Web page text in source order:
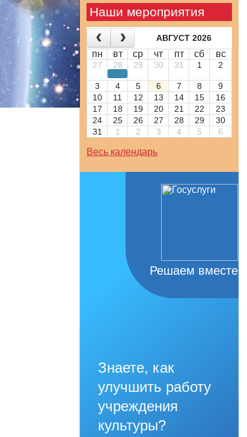
Наши мероприятия
АВГУСТ 2026
пн вт ср чт пт сб вс
27 28 29 30 31 1 2
3 4 5 6 7 8
9
10
11 12 13 14 15
16
17
18 19 20 21 22
23
24
25 26 27 28 29
30
31
1 2 3 4 5 6
Весь календарь
Решаем вместе
Знаете, как
улучшить работу
учреждения
культуры?